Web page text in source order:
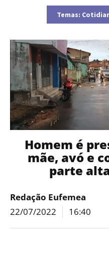
Temas:
Homem é
mãe, avó e
parte
Redação Eufemea
22/07/2022
16:40